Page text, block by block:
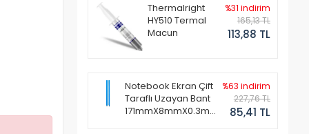
Thermalright
HY510 Termal
Macun
%31 indirim
165,13 TL
113,88 TL
Notebook Ekran Çift
Taraflı Uzayan Bant
171mmX8mmX0.3mm
%63 indirim
227,76 TL
85,41 TL